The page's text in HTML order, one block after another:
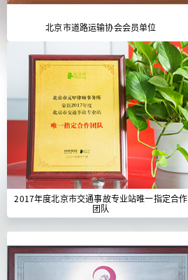
北京市道路运输协会会员单位
2017年度北京市交通事故专业站唯一指定合作
团队